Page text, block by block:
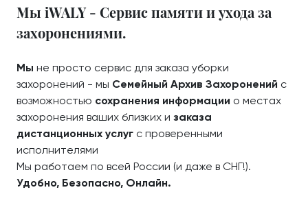
Мы iWALY - Сервис памяти и ухода за
захоронениями.
Мы не просто сервис для заказа уборки
захоронений - мы Семейный Архив Захоронений с
возможностью сохранения информации о местах
захоронения ваших близких и заказа
дистанционных услуг с проверенными
исполнителями
Мы работаем по всей России (и даже в СНГ!).
Удобно, Безопасно, Онлайн.